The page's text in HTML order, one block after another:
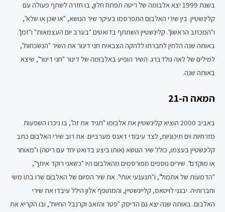
בשנת 1999 יצא אלבומה של ריטה תפתח חלון, בו חזרה לשתף פעולה עם
קלינשטיין. בין שירי האלבום התפרסמו בעיקר שיר הנושא, "או שכן או שלא",
ו"המכתב הראשון". קלינשטיין השתתף בדואטים "בערב יום העצמאות" ו"זמן".
באותה שנה הלחין לחברתו ללהקה הצבאית חני דינור את השיר "הנשכחות",
למילים של לאה גולדברג. השיר הופיע באלבומה של דינור "חני דינור", שיצא
באותה שנה.
המאה ה-21
באביב 2000 הוציא קלינשטיין את אלבומו "תגיד את זה", בו ניכרו השפעות
מזרחיות וים תיכוניות, לצד עיבודי דאנס מערביים. את רוב שירי האלבום כתב
קלינשטיין בעצמו, כולל שיר הנושא (אותו ביצע בדואט יחד עם ריטה) ו"מאוחר
או מוקדם". שירים נוספים מפורסמים מהאלבום היו "כשאני רוקד איתך",
"הדמעות של אתמול", ו"תנענעי אותי". את שיר הסיום של האלבום שרו בתו משי
וחברותיה. יבגני לויטאס, קליינשטיין, והמתופף אלון הילל עיבדו את שירי
האלבום. באותה שנה יצא גם הדיסק "פטר והזאב וקרנבל החיות", ובו הקריא את